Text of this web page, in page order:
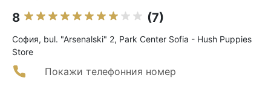
8 (7)
София, bul. "Arsenalski" 2, Park Center Sofia - Hush Puppies
Store
Покажи телефонния номер